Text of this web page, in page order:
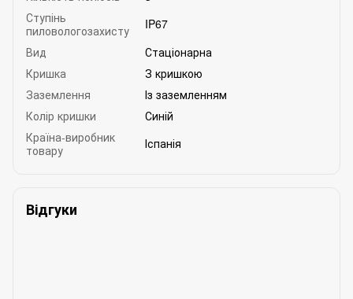
Ступінь
пиловологозахисту
IP67
Вид
Стаціонарна
Кришка
З кришкою
Заземлення
Із заземленням
Колір кришки
Синій
Країна-виробник
товару
Іспанія
Відгуки